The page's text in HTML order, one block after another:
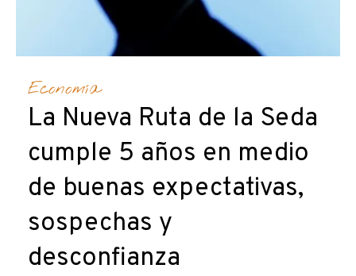
Economía
La Nueva Ruta de la Seda
cumple 5 años en medio
de buenas expectativas,
sospechas y
desconfianza